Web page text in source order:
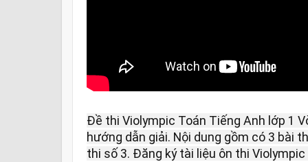
Đề thi Violympic Toán Tiếng Anh lớp 1
hướng dẫn giải. Nội dung gồm có 3 bài
thi số 3. Đăng ký tài liệu ôn thi